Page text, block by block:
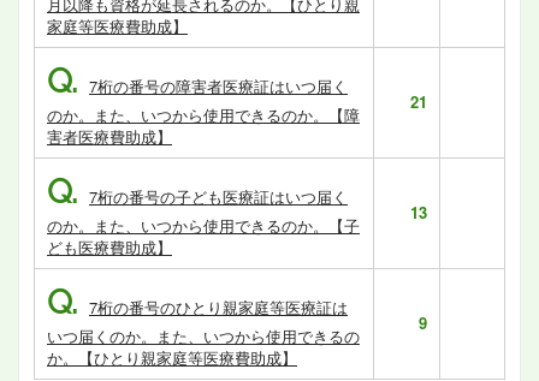
家庭等医療費助成】
Q. 7桁の番号の障害者医療証はいつ届く
のか。また、いつから使用できるのか。【障
害者医療費助成】
21
Q. 7桁の番号の子ども医療証はいつ届く
のか。また、いつから使用できるのか。【子
ども医療費助成】
13
Q. 7桁の番号のひとり親家庭等医療証は
いつ届くのか。また、いつから使用できるの
か。【ひとり親家庭等医療費助成】
9